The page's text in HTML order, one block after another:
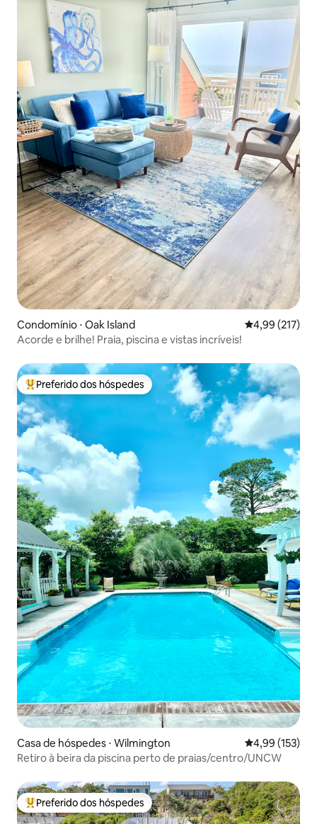
Condomínio ⋅ Oak Island 4,99 de uma
4,99 (217)
Acorde e brilhe! Praia, piscina e vistas incríveis!
Entre os melhores preferidos dos hóspedes
Preferido dos hóspedes
Casa de hóspedes ⋅ Wilmington 4,99 de uma
4,99 (153)
Retiro à beira da piscina perto de praias/centro/UNCW
Entre os melhores preferidos dos hóspedes
Preferido dos hóspedes